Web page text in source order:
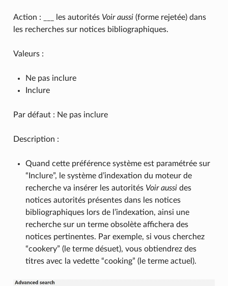
Action : ___ les autorités Voir aussi(forme rejetée) dans
les recherches sur notices bibliographiques.
Valeurs :
Ne pas inclure
Inclure
Par défaut : Ne pas inclure
Description :
Quand cette préférence système est paramétrée sur
“Inclure”, le système d’indexation du moteur de
recherche va insérer les autorités Voir aussides
notices autorités présentes dans les notices
bibliographiques lors de l’indexation, ainsi une
recherche sur un terme obsolète affichera des
notices pertinentes. Par exemple, si vous cherchez
“cookery” (le terme désuet), vous obtiendrez des
titres avec la vedette “cooking” (le terme actuel).